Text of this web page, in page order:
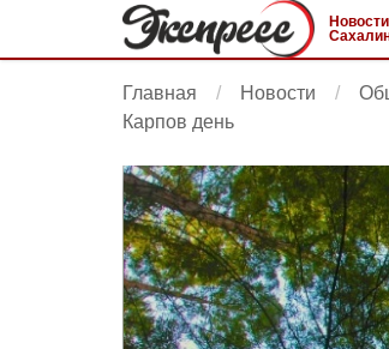
Главная Новости
Карпов день